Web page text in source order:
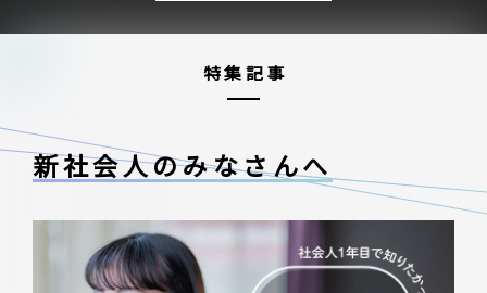
特集記事
新社会人のみなさんへ